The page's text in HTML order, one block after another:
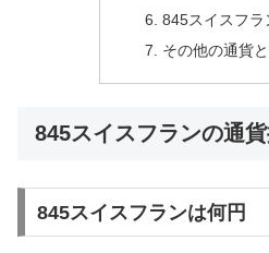
845スイスフラ
その他の通貨
845スイスフランの通
845スイスフランは何円